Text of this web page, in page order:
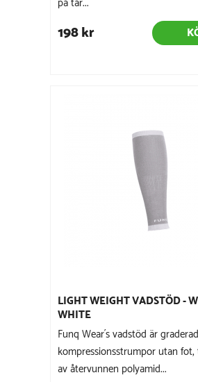
198 kr
LIGHT WEIGHT VADSTÖD -
WHITE
Funq Wear´s vadstöd är
kompressionsstrumpor utan
av återvunnen polyamid...